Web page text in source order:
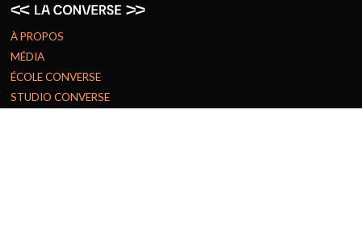
À PROPOS
MÉDIA
ÉCOLE CONVERSE
STUDIO CONVERSE